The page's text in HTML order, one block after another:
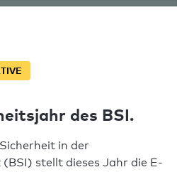
des BSI.
in der
stellt dieses Jahr die E-